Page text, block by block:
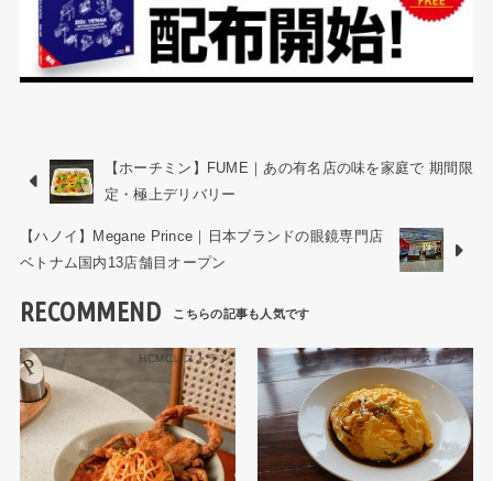
【ホーチミン】FUME｜あの有名店の味を家庭で 期間限
定・極上デリバリー
【ハノイ】Megane Prince｜日本ブランドの眼鏡専門店
ベトナム国内13店舗目オープン
RECOMMEND
HCMCレストラン ハノイレストラン